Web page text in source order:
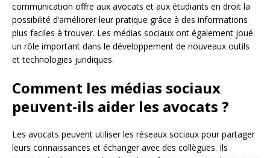
communication offre aux avocats et aux étudiants en droit la
possibilité d’améliorer leur pratique grâce à des informations
plus faciles à trouver. Les médias sociaux ont également joué
un rôle important dans le développement de nouveaux outils
et technologies juridiques.
Comment les médias sociaux
peuvent-ils aider les avocats ?
Les avocats peuvent utiliser les réseaux sociaux pour partager
leurs connaissances et échanger avec des collègues. Ils